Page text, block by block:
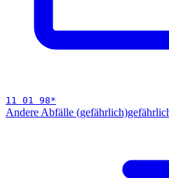
11 01 98*
Andere Abfälle (gefährlich)